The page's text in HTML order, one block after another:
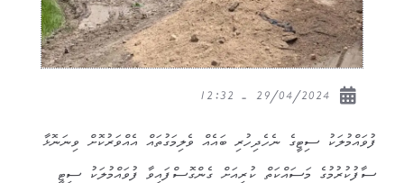
ފުވައްމުލަކު ސިޓީގެ ނެހެދިހުރި ބައެއް ވެލިމަގުތައް އެއްވަރުކޮށް ވިނަނޮޅާ
ސާފުކުރުމުގެ މަސައްކަތް ކުރިއަށް ގެންގޮސްފައިވާ ފުވައްމުލަކު ސިޓީ